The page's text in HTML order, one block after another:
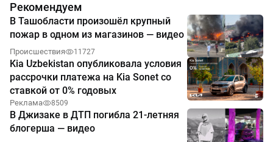
Рекомендуем
В Ташобласти произошёл крупный
пожар в одном из магазинов — видео
Происшествия 11727
Kia Uzbekistan опубликовала условия
рассрочки платежа на Kia Sonet со
ставкой от 0% годовых
Реклама 8509
В Джизаке в ДТП погибла 21-летняя
блогерша — видео